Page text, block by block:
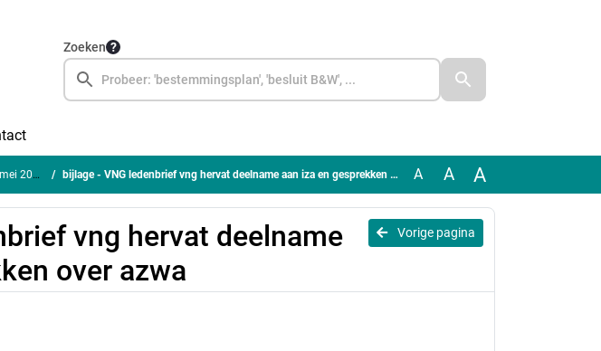
Zoeken
2025) bijlage - VNG ledenbrief vng hervat deelname aan iza en gesprekken over azwa A A A
Vorige pagina
vng hervat deelname
over azwa